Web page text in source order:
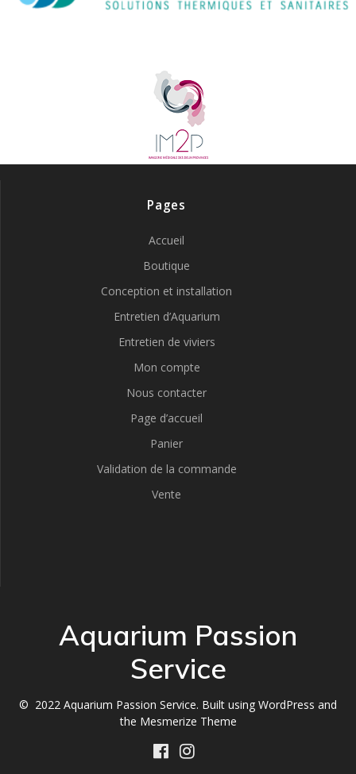
Pages
Accueil
Boutique
Conception et installation
Entretien d’Aquarium
Entretien de viviers
Mon compte
Nous contacter
Page d’accueil
Panier
Validation de la commande
Vente
Aquarium Passion
Service
© 2022 Aquarium Passion Service. Built using WordPress and
the Mesmerize Theme